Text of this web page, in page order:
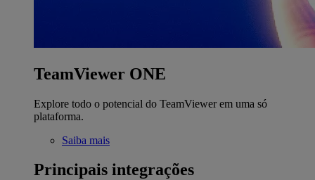
TeamViewer ONE
Explore todo o potencial do TeamViewer em uma só
plataforma.
Saiba mais
Principais integrações